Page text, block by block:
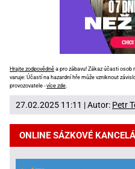
Hrajte zodpovědně a pro zábavu! Zákaz účasti
varuje: Účastí na hazardní hře může vzniknout
provozovatele -více zde.
27.02.2025 11:11 | Autor: Petr
ONLINE SÁZKOVÉ